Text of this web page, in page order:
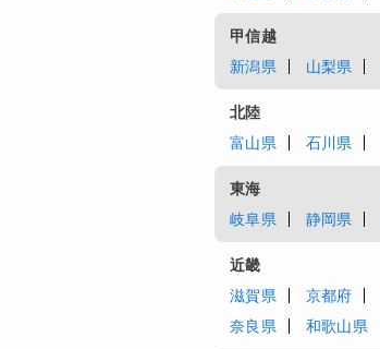
甲信越
新潟県
山梨県
北陸
富山県
石川県
東海
岐阜県
静岡県
近畿
滋賀県
京都府
奈良県
和歌山県